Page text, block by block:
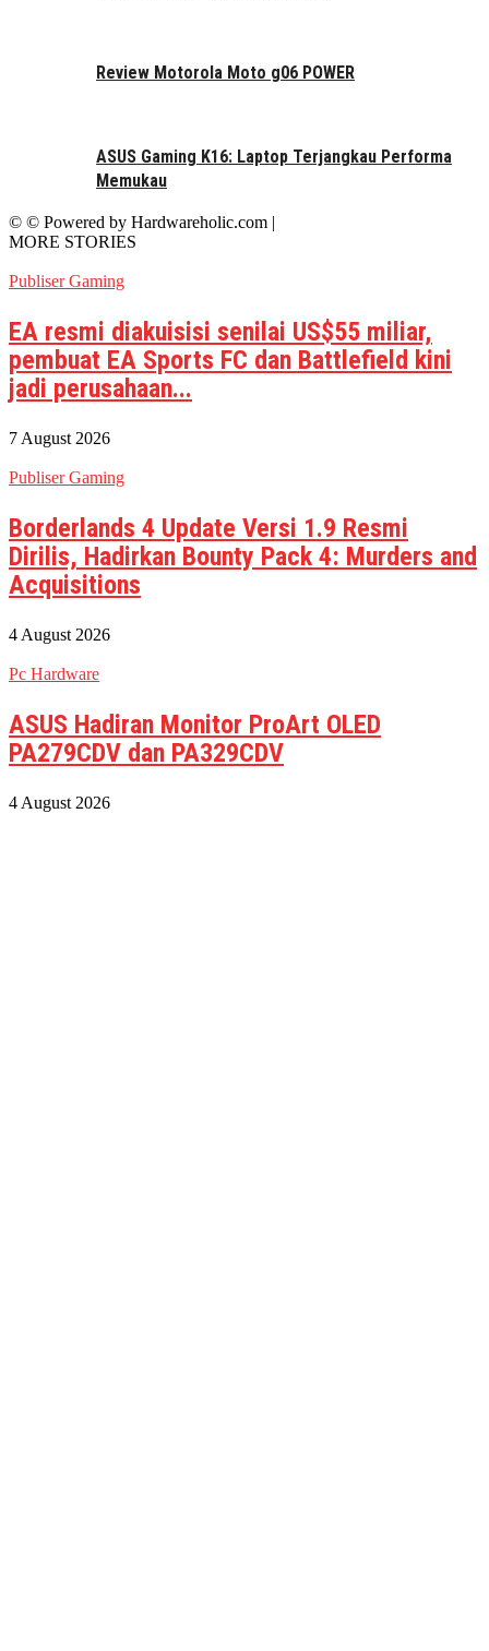
Review Motorola Moto g06 POWER
ASUS Gaming K16: Laptop Terjangkau Performa
Memukau
© © Powered by Hardwareholic.com |
MORE STORIES
Publiser Gaming
EA resmi diakuisisi senilai US$55 miliar,
pembuat EA Sports FC dan Battlefield kini
jadi perusahaan...
7 August 2026
Publiser Gaming
Borderlands 4 Update Versi 1.9 Resmi
Dirilis, Hadirkan Bounty Pack 4: Murders and
Acquisitions
4 August 2026
Pc Hardware
ASUS Hadiran Monitor ProArt OLED
PA279CDV dan PA329CDV
4 August 2026